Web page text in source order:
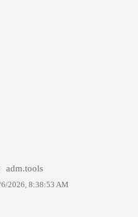
adm.tools
2026, 8:38:53 AM